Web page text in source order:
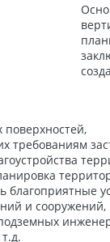
конструкций
внешних
–
–
узлы в
по проекту
и расчеты
– схемы
требованиям
благоприятные
и сооружений,